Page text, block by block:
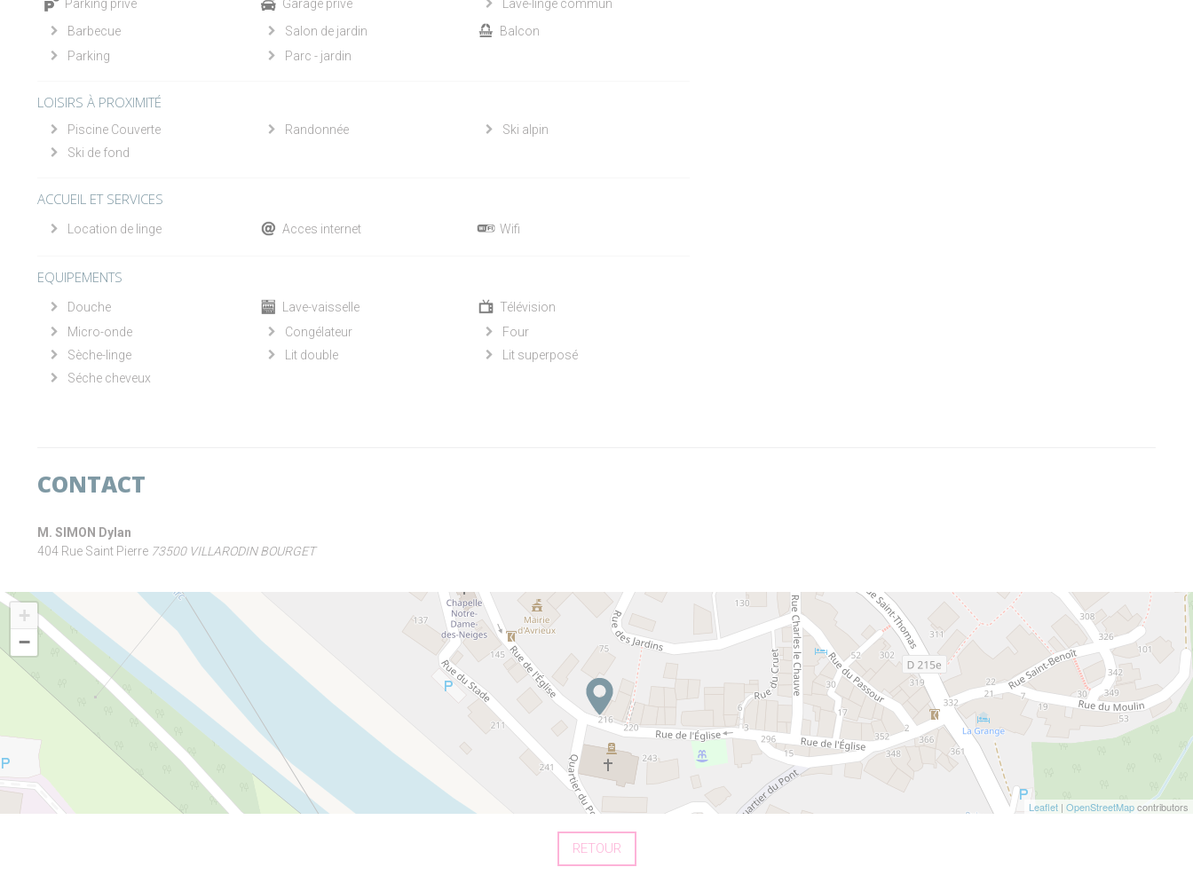
Parking privé Garage privé
Lave-linge commun
Barbecue
Salon de jardin
Balcon
Parking
Parc - jardin
LOISIRS À PROXIMITÉ
Piscine Couverte Randonnée
Ski alpin
Ski de fond
ACCUEIL ET SERVICES
Location de linge Acces internet Wifi
EQUIPEMENTS
Douche Lave-vaisselle
Télévision
Micro-onde
Congélateur
Four
Sèche-linge
Lit double
Lit superposé
Séche cheveux
CONTACT
M. SIMON Dylan
404 Rue Saint Pierre 73500 VILLARODIN BOURGET
+
−
Leaflet | OpenStreetMapcontributors
RETOUR